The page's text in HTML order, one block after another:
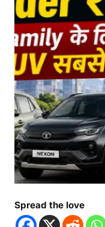
Spread the love